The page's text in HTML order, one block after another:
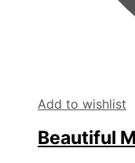
Add to wishlist
Beautiful